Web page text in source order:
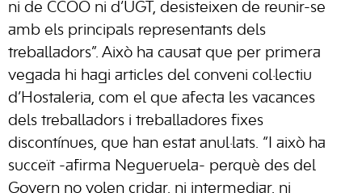
ni de CCOO ni d’UGT, desisteixen de reunir-se
amb els principals representants dels
treballadors”. Això ha causat que per primera
vegada hi hagi articles del conveni col·lectiu
d’Hostaleria, com el que afecta les vacances
dels treballadors i treballadores fixes
discontínues, que han estat anul·lats. “I això ha
succeït -afirma Negueruela- perquè des del
Govern no volen cridar, ni intermediar, ni